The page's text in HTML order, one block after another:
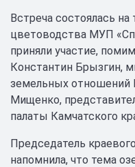
Встреча состоялась
цветоводства МУП
приняли участие,
Константин Брызгин,
земельных отношений
Мищенко,
палаты Камчатского
Председатель
напомнила, что тема